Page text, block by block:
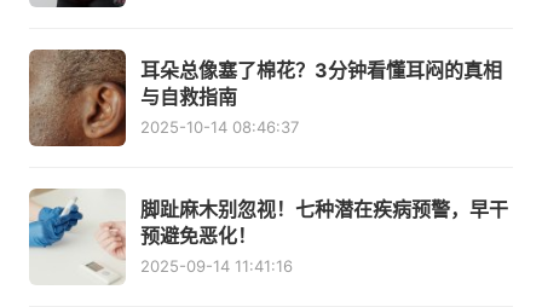
耳朵总像塞了棉花？3分钟看懂耳闷的真相
与自救指南
2025-10-14 08:46:37
脚趾麻木别忽视！七种潜在疾病预警，早干
预避免恶化！
2025-09-14 11:41:16